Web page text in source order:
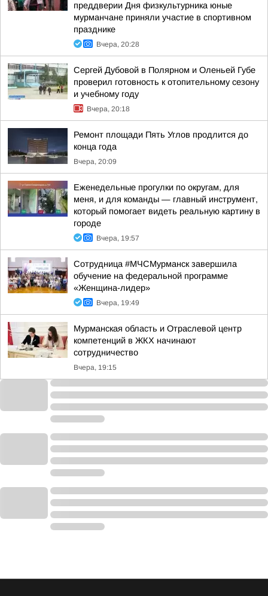
преддверии Дня физкультурника юные
мурманчане приняли участие в спортивном
празднике
Вчера, 20:28
Сергей Дубовой в Полярном и Оленьей Губе
проверил готовность к отопительному сезону
и учебному году
Вчера, 20:18
Ремонт площади Пять Углов продлится до
конца года
Вчера, 20:09
Еженедельные прогулки по округам, для
меня, и для команды — главный инструмент,
который помогает видеть реальную картину в
городе
Вчера, 19:57
Сотрудница #МЧСМурманск завершила
обучение на федеральной программе
«Женщина-лидер»
Вчера, 19:49
Мурманская область и Отраслевой центр
компетенций в ЖКХ начинают
сотрудничество
Вчера, 19:15